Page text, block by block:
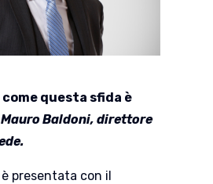
questa sfida è
Mauro Baldoni, direttore
è presentata con il